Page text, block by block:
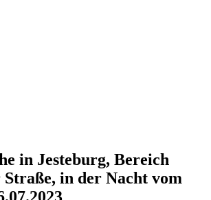
in Jesteburg, Bereich
in der Nacht vom